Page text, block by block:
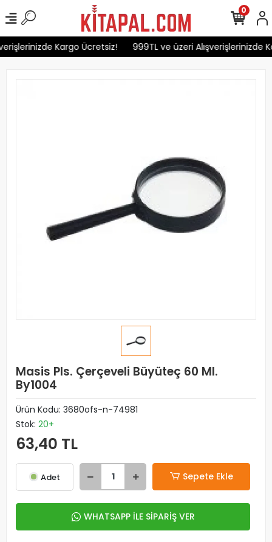
Kargo Ücretsiz! 999TL ve üzeri Alışverişlerinizde
0
Masis Pls. Çerçeveli Büyüteç 60 Ml.
By1004
Ürün Kodu: 3680ofs-n-74981
Stok: 20+
63,40 TL
Adet Sepete Ekle
WHATSAPP İLE SİPARİŞ VER